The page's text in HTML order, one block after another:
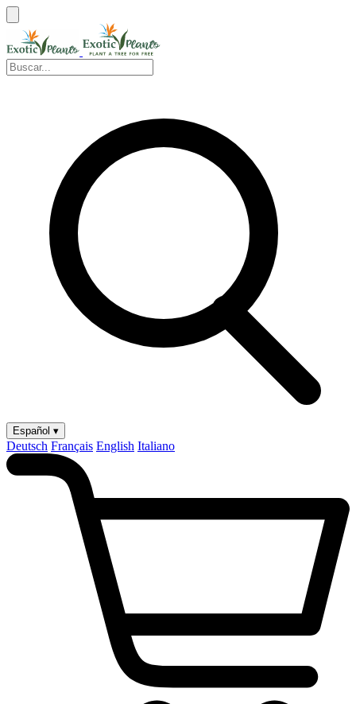
Español ▾
Deutsch Français English Italiano